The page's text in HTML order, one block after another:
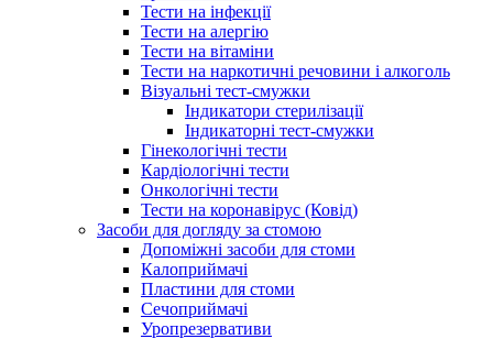
Тести на інфекції
Тести на алергію
Тести на вітаміни
Тести на наркотичні речовини і алкоголь
Візуальні тест-смужки
Індикатори стерилізації
Індикаторні тест-смужки
Гінекологічні тести
Кардіологічні тести
Онкологічні тести
Тести на коронавірус (Ковід)
Засоби для догляду за стомою
Допоміжні засоби для стоми
Калоприймачі
Пластини для стоми
Сечоприймачі
Уропрезервативи